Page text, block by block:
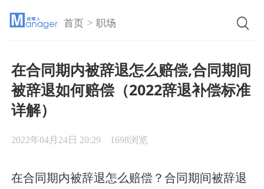
首页 >职场
在合同期内被辞退怎么赔偿,合同期间
被辞退如何赔偿（2022辞退补偿标准
详解）
2022年04月24日 20:29 1698浏览
在合同期内被辞退怎么赔偿？合同期间被辞退